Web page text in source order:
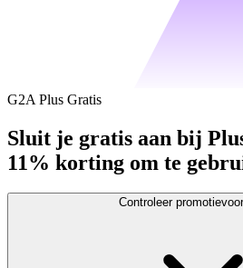
G2A Plus Gratis
Sluit je gratis aan bij
11% korting om te
Controleer